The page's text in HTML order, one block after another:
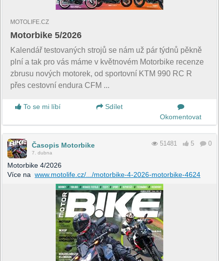
MOTOLIFE.CZ
Motorbike 5/2026
Kalendář testovaných strojů se nám už pár týdnů pěkně
plní a tak pro vás máme v květnovém Motorbike recenze
zbrusu nových motorek, od sportovní KTM 990 RC R
přes cestovní endura CFM ...
To se mi líbí
Sdílet
Okomentovat
Časopis Motorbike
7. dubna
51481 5 0
Motorbike 4/2026
Více na www.motolife.cz/.../motorbike-4-2026-motorbike-4624